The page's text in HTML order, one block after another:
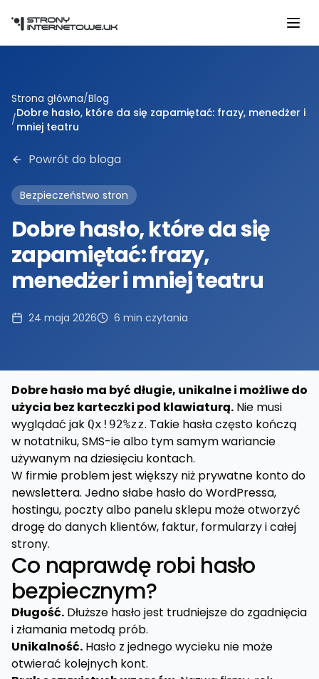
Strona główna/Blog
/Dobre hasło, które da się zapamiętać: frazy, menedżer i
mniej teatru
Powrót do bloga
Bezpieczeństwo stron
Dobre hasło, które da się
zapamiętać: frazy,
menedżer i mniej teatru
24 maja 2026 6 min czytania
Dobre hasło ma być długie, unikalne i możliwe do
użycia bez karteczki pod klawiaturą. Nie musi
wyglądać jak Qx!92%zz. Takie hasła często kończą
w notatniku, SMS-ie albo tym samym wariancie
używanym na dziesięciu kontach.
W firmie problem jest większy niż prywatne konto do
newslettera. Jedno słabe hasło do WordPressa,
hostingu, poczty albo panelu sklepu może otworzyć
drogę do danych klientów, faktur, formularzy i całej
strony.
Co naprawdę robi hasło
bezpiecznym?
Długość. Dłuższe hasło jest trudniejsze do zgadnięcia
i złamania metodą prób.
Unikalność. Hasło z jednego wycieku nie może
otwierać kolejnych kont.